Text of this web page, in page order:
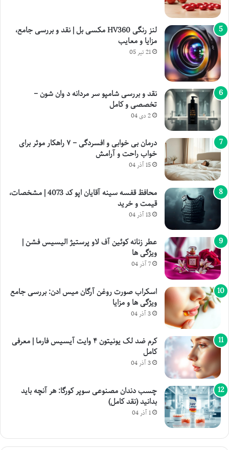
لنز رنگی HV360 مکسی بل | نقد و بررسی جامع،
مزایا و معایب
21 تیر 05
نقد و بررسی شامپو سر مردانه د وان شون –
تخصصی و کامل
2 دی 04
درمان بی خوابی و افسردگی – ۷ راهکار موثر برای
خواب راحت و آرامش
15 آذر 04
محافظ قفسه سینه آقایان اپو کد 4073 | مشخصات،
قیمت و خرید
13 آذر 04
عطر زنانه کوئین آف لاو پرستیژ الیسیس فشن |
ویژگی ها
7 آذر 04
اسکراب صورت روغن آرگان میس ادن: بررسی جامع
ویژگی ها و مزایا
3 آذر 04
کرم ضد لک یونیتون ۴ وایت آیسیس فارما | معرفی
کامل
3 آذر 04
چسب دندان مصنوعی سوپر کورگا: هر آنچه باید
بدانید (نقد کامل)
1 آذر 04